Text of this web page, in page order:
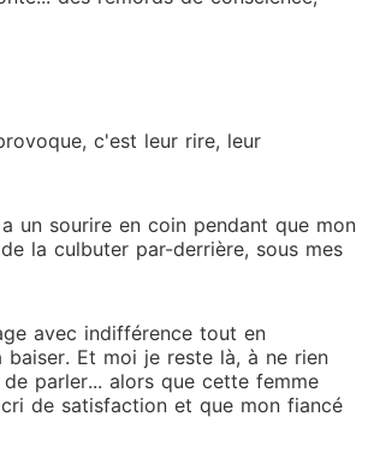
c'est leur rire, leur
un sourire en coin pendant que mon
la culbuter par-derrière, sous mes
avec indifférence tout en
baiser. Et moi je reste là, à ne rien
parler... alors que cette femme
de satisfaction et que mon fiancé